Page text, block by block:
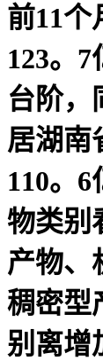
前11个
123。
台阶，
居湖南
110。
物类别
产物、
稠密型
别离增